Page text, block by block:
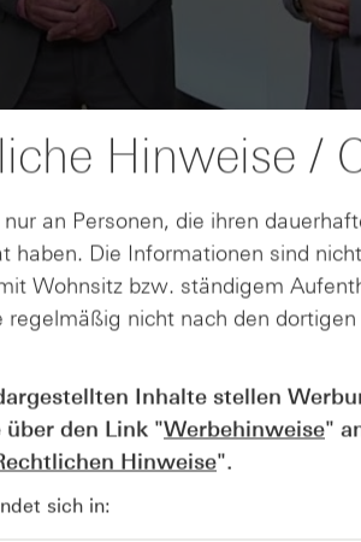
Wie lange bleibt der
Rekordlaune? - ntv
07.08.26
Hinweise /
an Personen, die ihren
haben. Die Informationen sind
Wohnsitz bzw. ständigem
nicht nach den
Inhalte stellen
den Link "Werbehinweise"
Hinweise".
sich in: